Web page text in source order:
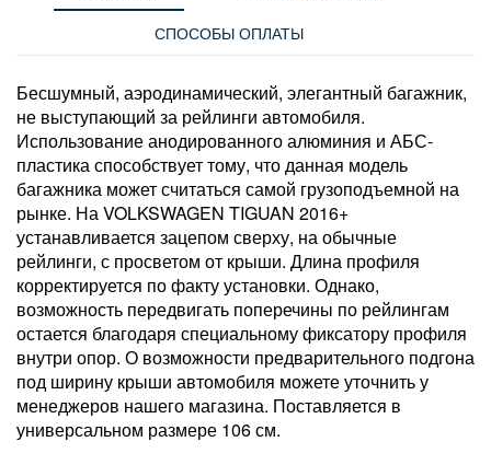
СПОСОБЫ ОПЛАТЫ
Бесшумный, аэродинамический, элегантный багажник,
не выступающий за рейлинги автомобиля.
Использование анодированного алюминия и АБС-
пластика способствует тому, что данная модель
багажника может считаться самой грузоподъемной на
рынке. На VOLKSWAGEN TIGUAN 2016+
устанавливается зацепом сверху, на обычные
рейлинги, с просветом от крыши. Длина профиля
корректируется по факту установки. Однако,
возможность передвигать поперечины по рейлингам
остается благодаря специальному фиксатору профиля
внутри опор. О возможности предварительного подгона
под ширину крыши автомобиля можете уточнить у
менеджеров нашего магазина. Поставляется в
универсальном размере 106 см.